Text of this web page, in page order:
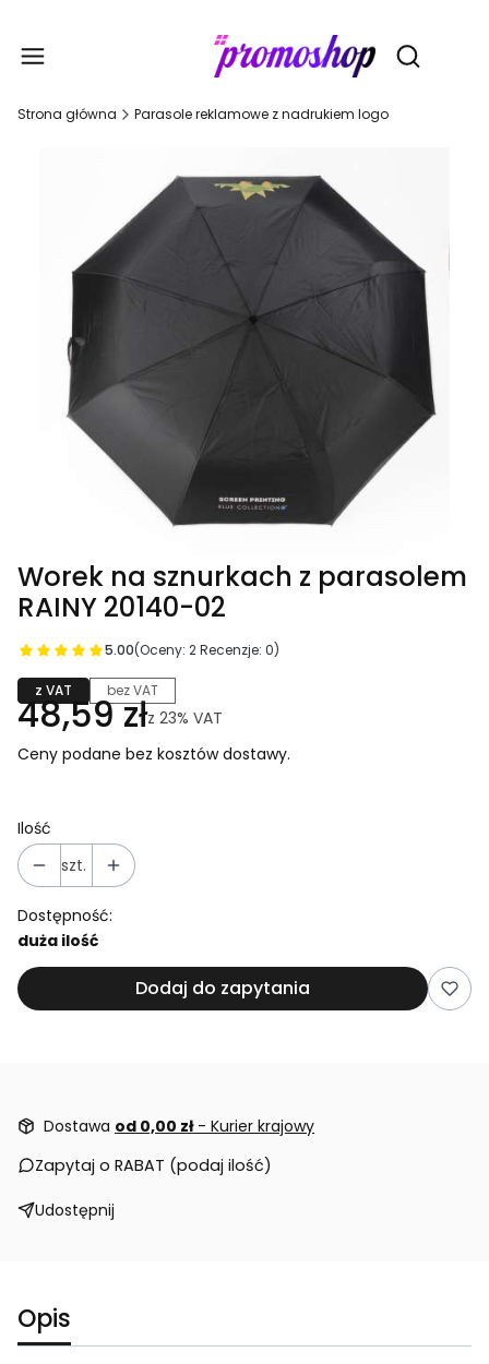
Otwórz
Strona główna Parasole reklamowe z nadrukiem logo
Worek na sznurkach z parasolem
RAINY 20140-02
5.00(Oceny: 2 Recenzje: 0)
z VAT bez VAT
48,59 złz 23% VAT
Ceny podane bez kosztów dostawy.
Ilość
szt.
Dostępność:
duża ilość
Dodaj do zapytania
Dostawa od 0,00 zł - Kurier krajowy
Zapytaj o RABAT (podaj ilość)
Udostępnij
Opis